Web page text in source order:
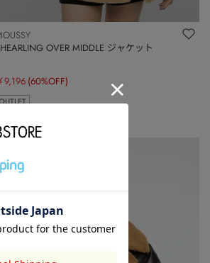
OVER MIDDLE ジャケット
9,196 (60%OFF)